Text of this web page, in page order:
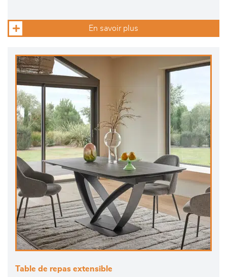
En savoir plus
Table de repas extensible